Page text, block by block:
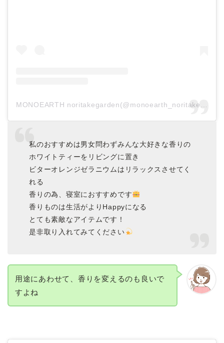
私のおすすめは男女問わずみんな大好きな香りの
ホワイトティーをリビングに置き
ビターオレンジゼラニウムはリラックスさせてく
れる
香りの為、寝室におすすめです
香りものは生活がよりHappyになる
とても素敵なアイテムです！
是非取り入れてみてください
用途にあわせて、香りを変えるのも良いで
すよね